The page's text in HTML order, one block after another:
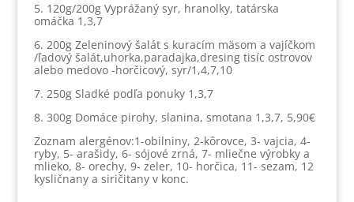
5. 120g/200g Vyprážaný syr, hranolky, tatárska
omáčka 1,3,7
6. 200g Zeleninový šalát s kuracím mäsom a vajíčkom
/ľadový šalát,uhorka,paradajka,dresing tisíc ostrovov
alebo medovo -horčicový, syr/1,4,7,10
7. 250g Sladké podľa ponuky 1,3,7
8. 300g Domáce pirohy, slanina, smotana 1,3,7, 5,90€
Zoznam alergénov:1-obilniny, 2-kôrovce, 3- vajcia, 4-
ryby, 5- arašidy, 6- sójové zrná, 7- mliečne výrobky a
mlieko, 8- orechy, 9- zeler, 10- horčica, 11- sezam, 12
kysličnany a siričitany v konc.